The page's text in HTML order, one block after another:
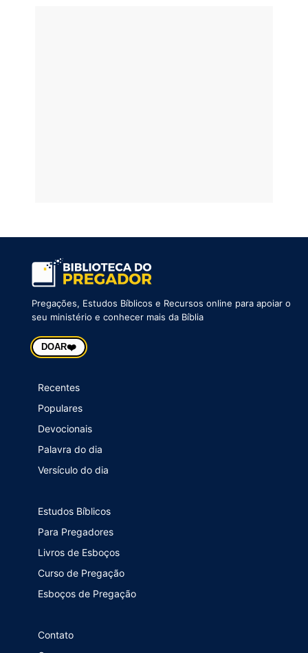
Pregações, Estudos Bíblicos e Recursos online para apoiar o
seu ministério e conhecer mais da Bíblia
DOAR❤️
Recentes
Populares
Devocionais
Palavra do dia
Versículo do dia
Estudos Bíblicos
Para Pregadores
Livros de Esboços
Curso de Pregação
Esboços de Pregação
Contato